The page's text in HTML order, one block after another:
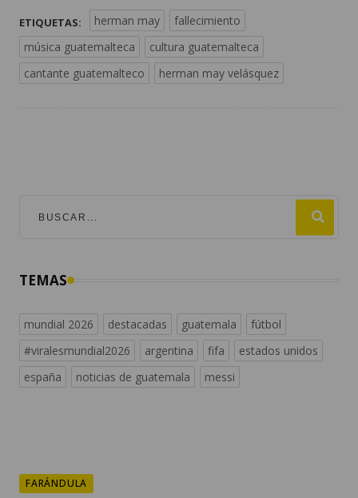
ETIQUETAS: herman may
fallecimiento
música guatemalteca
cultura guatemalteca
cantante guatemalteco
herman may velásquez
TEMAS
mundial 2026 destacadas guatemala
fútbol
#viralesmundial2026
argentina fifa
estados unidos
españa
noticias de guatemala messi
FARÁNDULA